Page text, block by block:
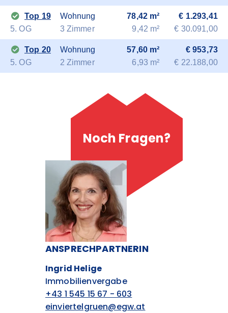
Top 19
5. OG
Wohnung
3 Zimmer
78,42 m²
9,42 m²
€ 1.293,41
€ 30.091,00
Top 20
5. OG
Wohnung
2 Zimmer
57,60 m²
6,93 m²
€ 953,73
€ 22.188,00
Noch Fragen?
ANSPRECHPARTNERIN
Ingrid Helige
Immobilienvergabe
+43 1 545 15 67 - 603
einviertelgruen@egw.at